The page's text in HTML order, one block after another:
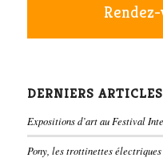
DERNIERS ARTICLES
Expositions d’art au Festival
Pony, les trottinettes